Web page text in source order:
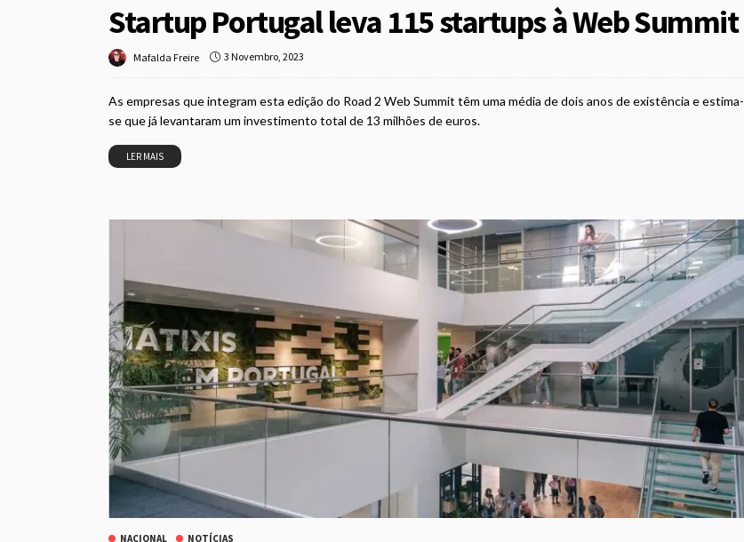
Startup Portugal leva 115 startups à Web Summit
Mafalda Freire 3 Novembro, 2023
As empresas que integram esta edição do Road 2 Web Summit têm uma média de dois anos de existência e estima-
se que já levantaram um investimento total de 13 milhões de euros.
LER MAIS
NACIONAL NOTÍCIAS